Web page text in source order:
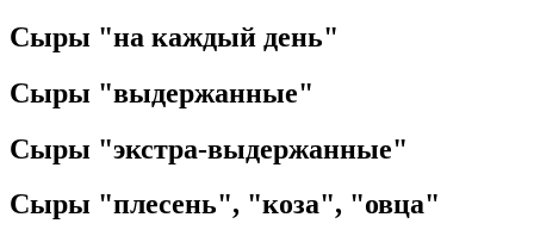
Сыры "на каждый день"
Сыры "выдержанные"
Сыры "экстра-выдержанные"
Сыры "плесень", "коза", "овца"